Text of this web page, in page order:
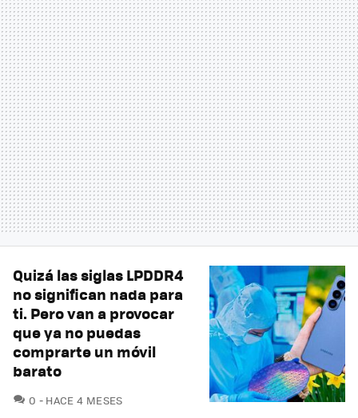
Quizá las siglas LPDDR4
no significan nada para
ti. Pero van a provocar
que ya no puedas
comprarte un móvil
barato
0 COMENTARIOS
HACE 4 MESES